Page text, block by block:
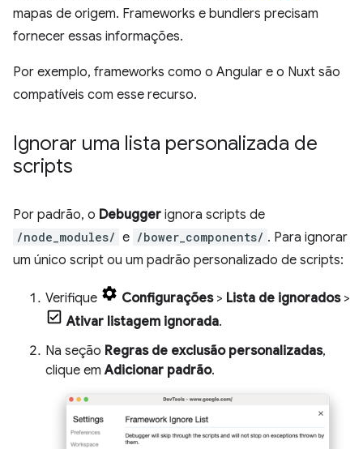
mapas de origem. Frameworks e bundlers precisam
fornecer essas informações.
Por exemplo, frameworks como o Angular e o Nuxt são
compatíveis com esse recurso.
Ignorar uma lista personalizada de
scripts
Por padrão, o Debugger ignora scripts de
/node_modules/ e /bower_components/ . Para ignorar
um único script ou um padrão personalizado de scripts:
Verifique Configurações> Lista de ignorados>
Ativar listagem ignorada.
Na seção Regras de exclusão personalizadas,
clique emAdicionar padrão.